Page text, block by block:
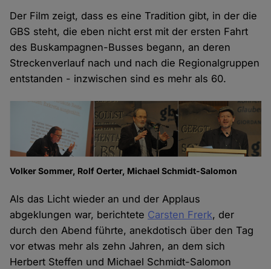
Der Film zeigt, dass es eine Tradition gibt, in der die
GBS steht, die eben nicht erst mit der ersten Fahrt
des Buskampagnen-Busses begann, an deren
Streckenverlauf nach und nach die Regionalgruppen
entstanden - inzwischen sind es mehr als 60.
Volker Sommer, Rolf Oerter, Michael Schmidt-Salomon
Als das Licht wieder an und der Applaus
abgeklungen war, berichtete Carsten Frerk, der
durch den Abend führte, anekdotisch über den Tag
vor etwas mehr als zehn Jahren, an dem sich
Herbert Steffen und Michael Schmidt-Salomon